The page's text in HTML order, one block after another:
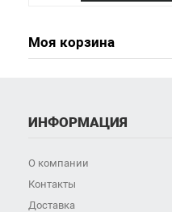
Моя корзина
ИНФОРМАЦИЯ
О компании
Контакты
Доставка